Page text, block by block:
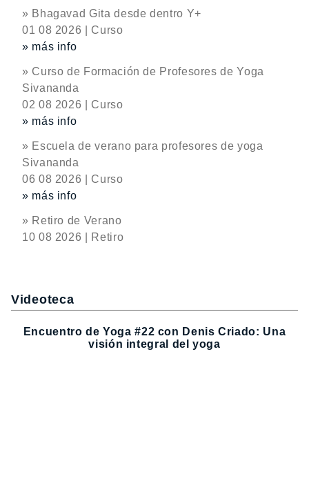
» Bhagavad Gita desde dentro Y+
01 08 2026 | Curso
» más info
» Curso de Formación de Profesores de Yoga
Sivananda
02 08 2026 | Curso
» más info
» Escuela de verano para profesores de yoga
Sivananda
06 08 2026 | Curso
» más info
» Retiro de Verano
10 08 2026 | Retiro
Videoteca
Encuentro de Yoga #22 con Denis Criado: Una
visión integral del yoga